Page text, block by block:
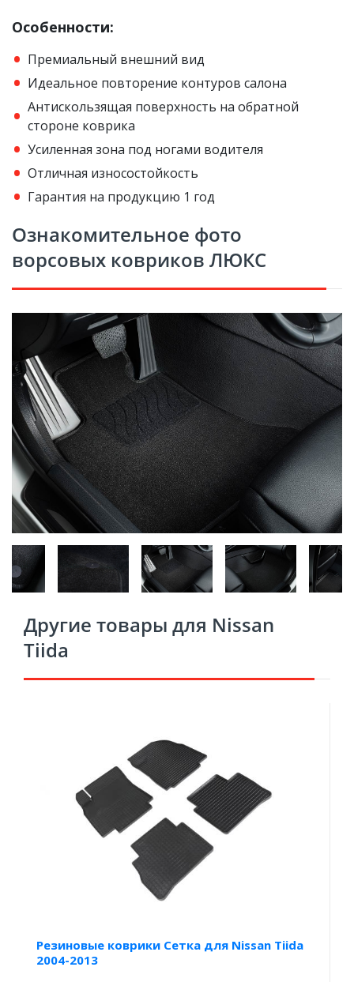
Особенности:
Премиальный внешний вид
Идеальное повторение контуров салона
Антискользящая поверхность на обратной
стороне коврика
Усиленная зона под ногами водителя
Отличная износостойкость
Гарантия на продукцию 1 год
Ознакомительное фото
ворсовых ковриков ЛЮКС
Другие товары для Nissan
Tiida
Резиновые коврики Сетка для Nissan Tiida
2004-2013